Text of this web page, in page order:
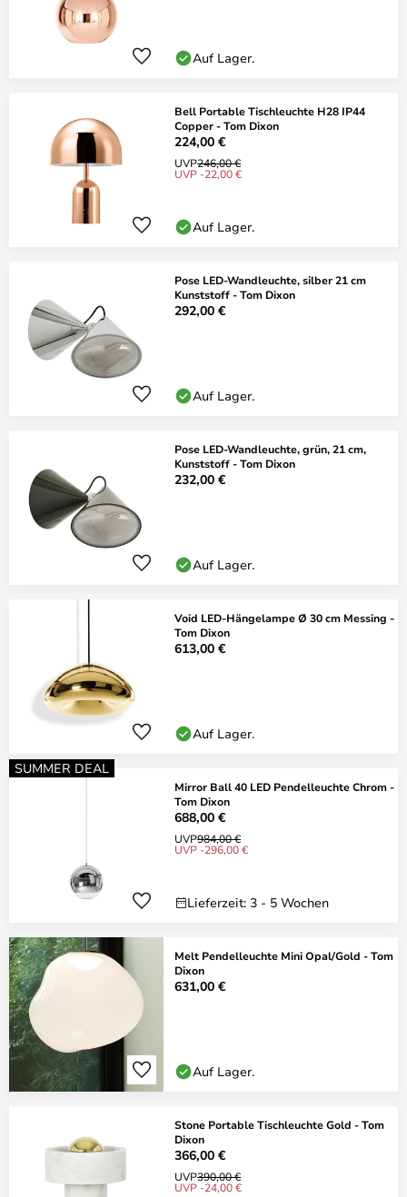
Auf Lager.
Bell Portable Tischleuchte H28 IP44
Copper - Tom Dixon
224,00 €
UVP246,00 €
UVP -22,00 €
Auf Lager.
Pose LED-Wandleuchte, silber 21 cm
Kunststoff - Tom Dixon
292,00 €
Auf Lager.
Pose LED-Wandleuchte, grün, 21 cm,
Kunststoff - Tom Dixon
232,00 €
Auf Lager.
Void LED-Hängelampe Ø 30 cm Messing -
Tom Dixon
613,00 €
Auf Lager.
SUMMER DEAL
Mirror Ball 40 LED Pendelleuchte Chrom -
Tom Dixon
688,00 €
UVP984,00 €
UVP -296,00 €
Lieferzeit: 3 - 5 Wochen
Melt Pendelleuchte Mini Opal/Gold - Tom
Dixon
631,00 €
Auf Lager.
Stone Portable Tischleuchte Gold - Tom
Dixon
366,00 €
UVP390,00 €
UVP -24,00 €